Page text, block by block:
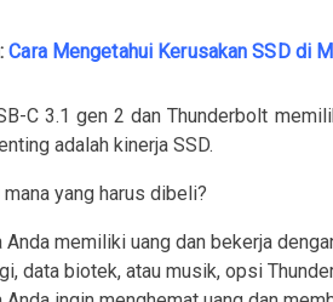
Cara Mengetahui Kerusakan SSD di
C 3.1 gen 2 dan Thunderbolt
adalah kinerja SSD.
yang harus dibeli?
Anda memiliki uang dan bekerja
data biotek, atau musik, opsi